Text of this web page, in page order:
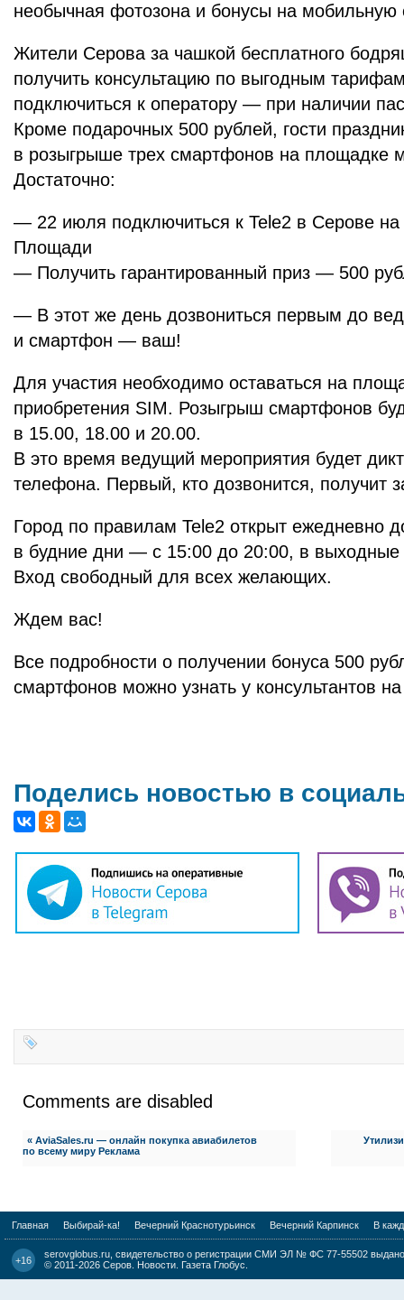
необычная фотозона и бонусы на мобильную
Жители Серова за чашкой бесплатного
получить консультацию по выгодным
подключиться к оператору — при наличии
Кроме подарочных 500 рублей, гости
в розыгрыше трех смартфонов на площадке
Достаточно:
— 22 июля подключиться к Tele2 в Серове на
Площади
— Получить гарантированный приз — 500
— В этот же день дозвониться первым до
и смартфон — ваш!
Для участия необходимо оставаться на
приобретения SIM. Розыгрыш смартфонов
в 15.00, 18.00 и 20.00.
В это время ведущий мероприятия будет
телефона. Первый, кто дозвонится, получит
Город по правилам Tele2 открыт ежедневно
в будние дни — с 15:00 до 20:00, в
Вход свободный для всех желающих.
Ждем вас!
Все подробности о получении бонуса 500
смартфонов можно узнать у консультантов
Поделись новостью в
Comments are disabled
« AviaSales.ru — онлайн покупка авиабилетов
по всему миру Реклама
Главная Выбирай-ка! Вечерний Краснотурьинск Вечерний Карпинск В
+16
serovglobus.ru, свидетельство о регистрации СМИ ЭЛ № ФС 77-55502
© 2011-2026 Серов. Новости. Газета Глобус